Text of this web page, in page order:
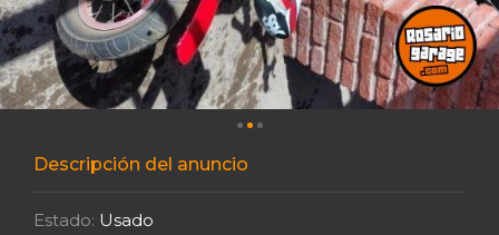
Descripción del anuncio
Estado: Usado